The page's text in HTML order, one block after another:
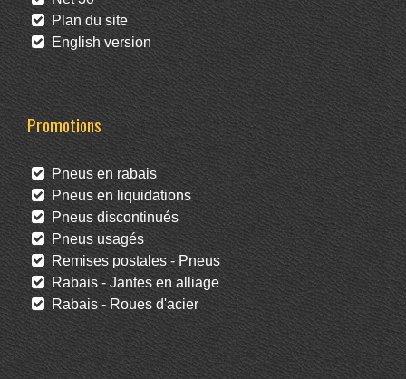
Plan du site
English version
Promotions
Pneus en rabais
Pneus en liquidations
Pneus discontinués
Pneus usagés
Remises postales - Pneus
Rabais - Jantes en alliage
Rabais - Roues d'acier